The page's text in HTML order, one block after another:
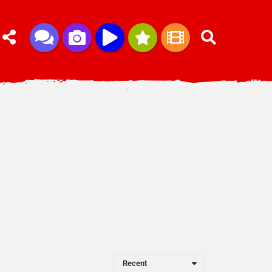
Recent